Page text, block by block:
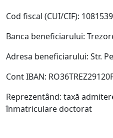
Cod fiscal (CUI/CIF):
Banca beneficiarului:
Adresa beneficiarului: Str.
Cont IBAN:
Reprezentând: taxă
înmatriculare doctorat